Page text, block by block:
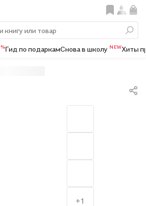
%Гид по подаркамСнова в школу NEWХиты
+1